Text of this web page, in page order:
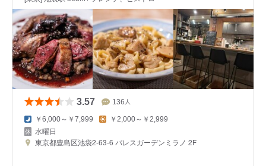
3.57 136 人
￥6,000～￥7,999 ￥2,000～￥2,999
水曜日
東京都豊島区池袋2-63-6 パレスガーデンミラノ 2F